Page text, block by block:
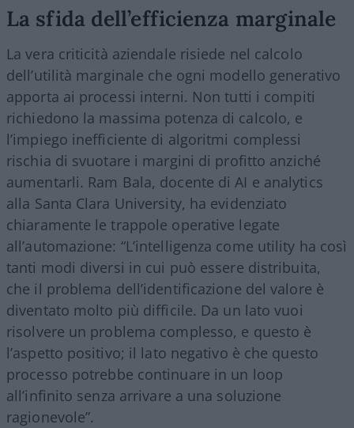
La sfida dell’efficienza marginale
La vera criticità aziendale risiede nel calcolo
dell’utilità marginale che ogni modello generativo
apporta ai processi interni. Non tutti i compiti
richiedono la massima potenza di calcolo, e
l’impiego inefficiente di algoritmi complessi
rischia di svuotare i margini di profitto anziché
aumentarli. Ram Bala, docente di AI e analytics
alla Santa Clara University, ha evidenziato
chiaramente le trappole operative legate
all’automazione: “L’intelligenza come utility ha così
tanti modi diversi in cui può essere distribuita,
che il problema dell’identificazione del valore è
diventato molto più difficile. Da un lato vuoi
risolvere un problema complesso, e questo è
l’aspetto positivo; il lato negativo è che questo
processo potrebbe continuare in un loop
all’infinito senza arrivare a una soluzione
ragionevole”.